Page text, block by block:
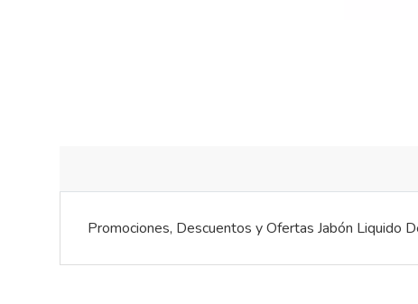
Promociones, Descuentos y Ofertas Jabón Liquido